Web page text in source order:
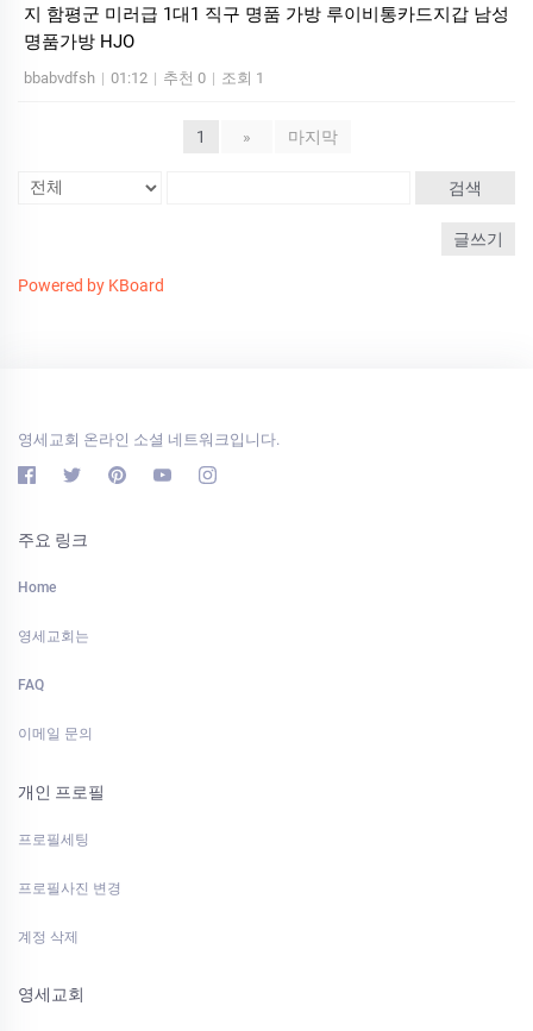
지 함평군 미러급 1대1 직구 명품 가방 루이비통카드지갑 남성
명품가방 HJO
bbabvdfsh | 01:12 | 추천 0 | 조회 1
1 » 마지막
검색
글쓰기
Powered by KBoard
영세교회 온라인 소셜 네트워크입니다.
주요 링크
Home
영세교회는
FAQ
이메일 문의
개인 프로필
프로필세팅
프로필사진 변경
계정 삭제
영세교회